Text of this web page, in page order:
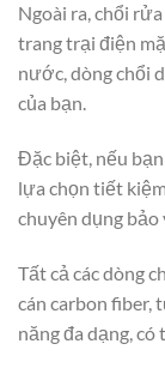
Ngoài ra, chổi
trang trại điện
nước, dòng chổi
của bạn.
Đặc biệt, nếu bạn
lựa chọn tiết
chuyên dụng
Tất cả các dòng
cán carbon fiber,
năng đa dạng,